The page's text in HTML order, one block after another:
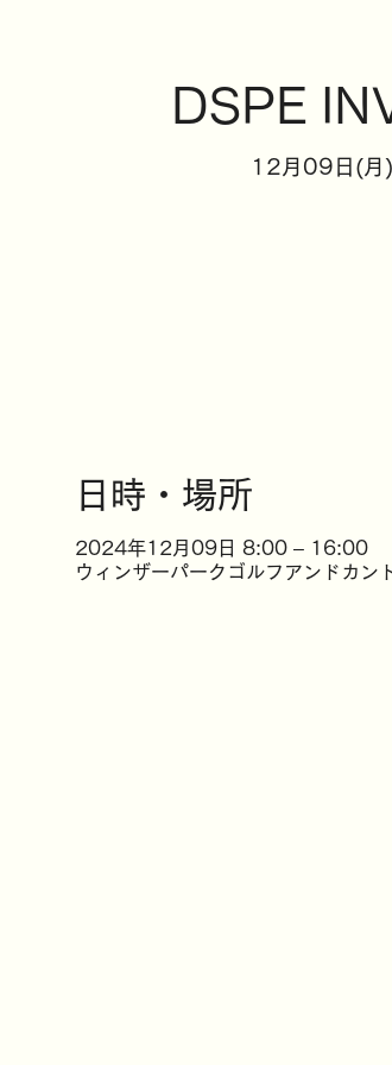
DSPE
12月09日(月)
日時・場所
2024年12月09日 8:00 – 16:00
ウィンザーパークゴルフアンドカ